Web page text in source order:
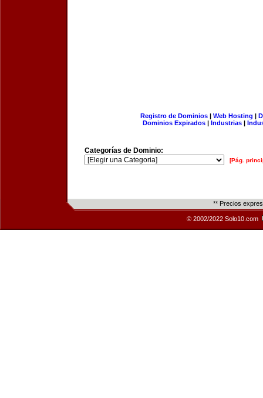
Registro de Dominios| Web Hosting |
Dominios Expirados | Industrias |
Categorías de Dominio:
[Pág.
** Precios
© 2002/2022 Solo10.com